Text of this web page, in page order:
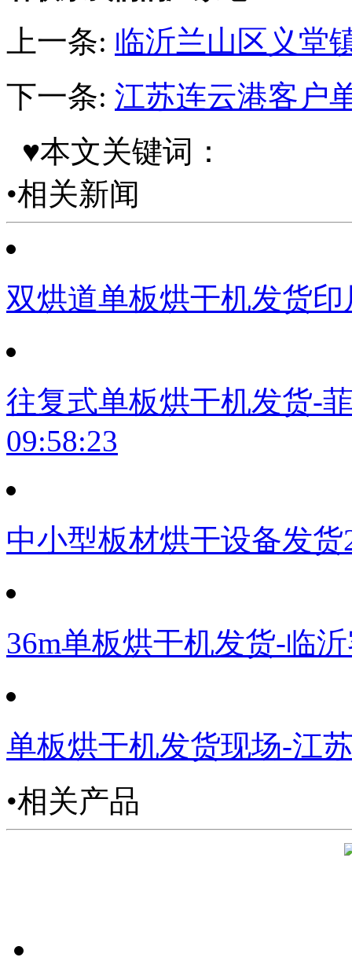
上一条: 临沂兰山区义堂
下一条: 江苏连云港客户
♥本文关键词：
•相关新闻
双烘道单板烘干机发货印
往复式单板烘干机发货-
09:58:23
中小型板材烘干设备发货
36m单板烘干机发货-临
单板烘干机发货现场-江
•相关产品